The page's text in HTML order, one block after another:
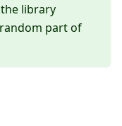
the library
part of